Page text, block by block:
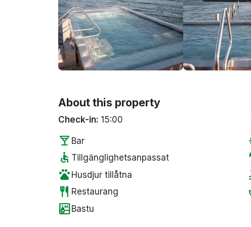
About this property
Check-in: 15:00
local_bar Bar
accessible Tillgänglighetsanpassat
pets Husdjur tillåtna
restaurant Restaurang
saunaBastu